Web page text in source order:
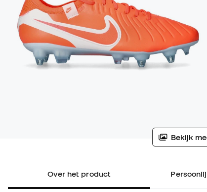
Bekijk
Over het product